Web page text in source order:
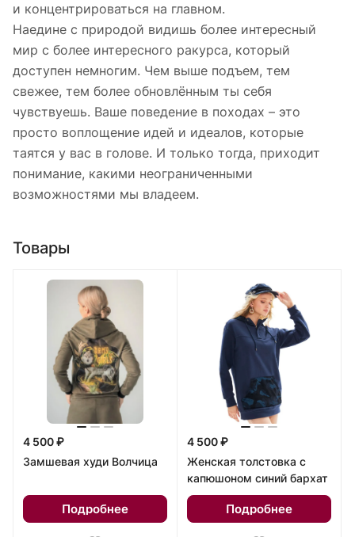
и концентрироваться на главном.
Наедине с природой видишь более интересный
мир с более интересного ракурса, который
доступен немногим. Чем выше подъем, тем
свежее, тем более обновлённым ты себя
чувствуешь. Ваше поведение в походах – это
просто воплощение идей и идеалов, которые
таятся у вас в голове. И только тогда, приходит
понимание, какими неограниченными
возможностями мы владеем.
Товары
4 500 ₽
Замшевая худи Волчица
Подробнее
4 500 ₽
Женская толстовка с
капюшоном синий бархат
Подробнее